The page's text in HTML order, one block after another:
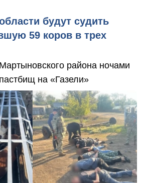
будут судить
59 коров в трех
района ночами
на «Газели»